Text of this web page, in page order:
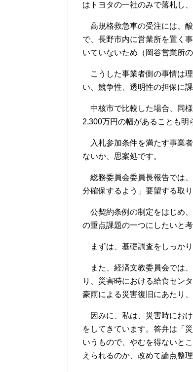
はトヨタの一社のみで落札し
高規格救急車の受注には、
で、長野市内に営業所を置く
いていないため（岡谷営業所
こうした事業者側の事情は
い、競争性、透明性の担保に
中核市で比較した場合、同
2,300万円の幅があることも明
入札参加条件を満たす事業
ないか、思案処です。
総務委員会委員長報告では
分確保するよう」要望する取
公契約条例の制定をはじめ
の重点課題の一つにしたいと考
まずは、基礎調査をしっかり
また、経済文教委員会では
り、災害時における給食セン
豪雨による災害復旧にあたり
因みに、私は、災害時にお
をしてきています。答弁は「
いうもので、やむを得ないと
えられるのか、改めて論点整